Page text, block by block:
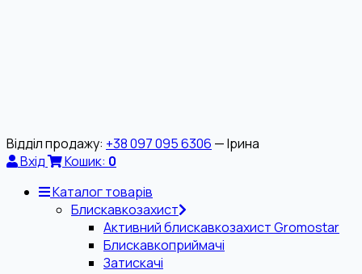
Відділ продажу: +38 097 095 6306 — Ірина
Вхід
Кошик: 0
Каталог товарів
Блискавкозахист
Активний блискавкозахист Gromostar
Блискавкоприймачі
Затискачі